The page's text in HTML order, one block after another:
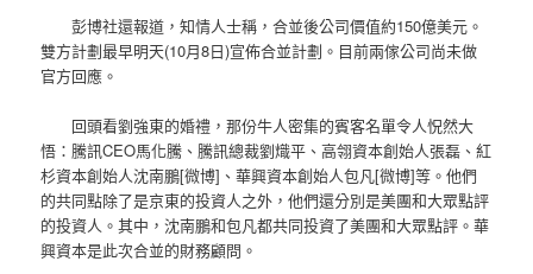
彭博社還報道，知情人士稱，合並後公司價值約150億美元。
雙方計劃最早明天(10月8日)宣佈合並計劃。目前兩傢公司尚未做
官方回應。
回頭看劉強東的婚禮，那份牛人密集的賓客名單令人怳然大
悟：騰訊CEO馬化騰、騰訊總裁劉熾平、高翎資本創始人張磊、紅
杉資本創始人沈南鵬[微博]、華興資本創始人包凡[微博]等。他們
的共同點除了是京東的投資人之外，他們還分別是美團和大眾點評
的投資人。其中，沈南鵬和包凡都共同投資了美團和大眾點評。華
興資本是此次合並的財務顧問。